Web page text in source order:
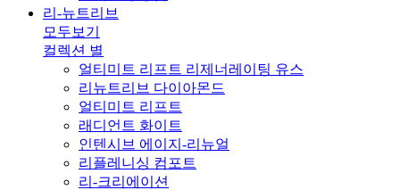
리-뉴트리브
모두보기
컬렉션 별
얼티미트 리프트 리제너레이팅 유스
리뉴트리브 다이아몬드
얼티미트 리프트
래디언트 화이트
인텐시브 에이지-리뉴얼
리플레니싱 컴포트
리-크리에이션